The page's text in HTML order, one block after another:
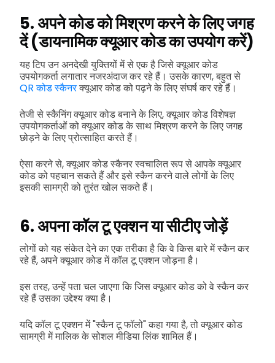
5. अपने कोड को मिश्रण करने के लिए जगह
दें (डायनामिक क्यूआर कोड का उपयोग करें)
यह टिप उन अनदेखी युक्तियों में से एक है जिसे क्यूआर कोड
उपयोगकर्ता लगातार नजरअंदाज कर रहे हैं। उसके कारण, बहुत से
QR कोड स्कैनरक्यूआर कोड को पढ़ने के लिए संघर्ष कर रहे हैं।
तेजी से स्कैनिंग क्यूआर कोड बनाने के लिए, क्यूआर कोड विशेषज्ञ
उपयोगकर्ताओं को क्यूआर कोड के साथ मिश्रण करने के लिए जगह
छोड़ने के लिए प्रोत्साहित करते हैं।
ऐसा करने से, क्यूआर कोड स्कैनर स्वचालित रूप से आपके क्यूआर
कोड को पहचान सकते हैं और इसे स्कैन करने वाले लोगों के लिए
इसकी सामग्री को तुरंत खोल सकते हैं।
6. अपना कॉल टू एक्शन या सीटीए जोड़ें
लोगों को यह संकेत देने का एक तरीका है कि वे किस बारे में स्कैन कर
रहे हैं, अपने क्यूआर कोड में कॉल टू एक्शन जोड़ना है।
इस तरह, उन्हें पता चल जाएगा कि जिस क्यूआर कोड को वे स्कैन कर
रहे हैं उसका उद्देश्य क्या है।
यदि कॉल टू एक्शन में "स्कैन टू फॉलो" कहा गया है, तो क्यूआर कोड
सामग्री में मालिक के सोशल मीडिया लिंक शामिल हैं।